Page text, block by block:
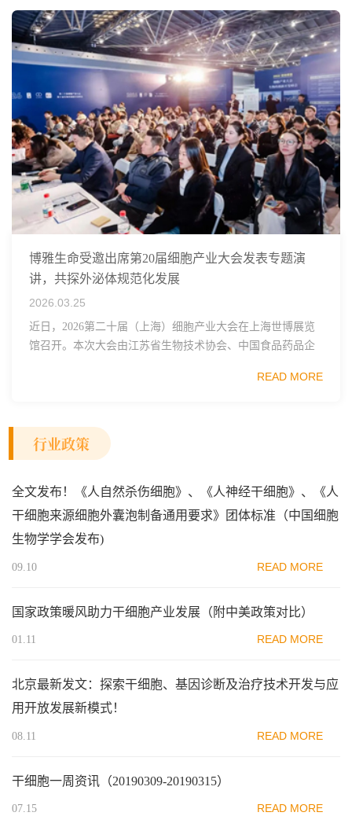
博雅生命受邀出席第20届细胞产业大会发表专题演
讲，共探外泌体规范化发展
2026.03.25
近日，2026第二十届（上海）细胞产业大会在上海世博展览
馆召开。本次大会由江苏省生物技术协会、中国食品药品企
范区生物医药行业协会、瑞士日内瓦长寿科学...
READ MORE
行业政策
全文发布！《人自然杀伤细胞》、《人神经干细胞》、《人
干细胞来源细胞外囊泡制备通用要求》团体标准（中国细胞
生物学学会发布)
09.10 READ MORE
国家政策暖风助力干细胞产业发展（附中美政策对比）
01.11 READ MORE
北京最新发文：探索干细胞、基因诊断及治疗技术开发与应
用开放发展新模式！
08.11 READ MORE
干细胞一周资讯（20190309-20190315）
07.15 READ MORE